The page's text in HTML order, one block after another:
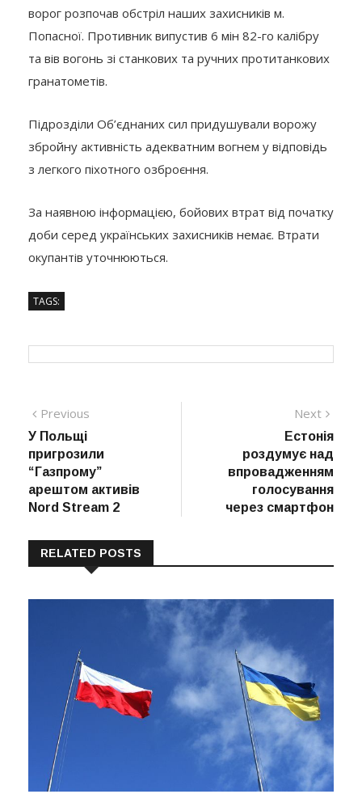
ворог розпочав обстріл наших захисників м.
Попасної. Противник випустив 6 мін 82-го калібру
та вів вогонь зі станкових та ручних протитанкових
гранатометів.
Підрозділи Об’єднаних сил придушували ворожу
збройну активність адекватним вогнем у відповідь
з легкого піхотного озброєння.
За наявною інформацією, бойових втрат від початку
доби серед українських захисників немає. Втрати
окупантів уточнюються.
TAGS:
Навігація
записів
Previous
У Польщі
пригрозили
“Газпрому”
арештом активів
Nord Stream 2
Next
post:
Естонія
роздумує над
впровадженням
голосування
через смартфон
RELATED POSTS